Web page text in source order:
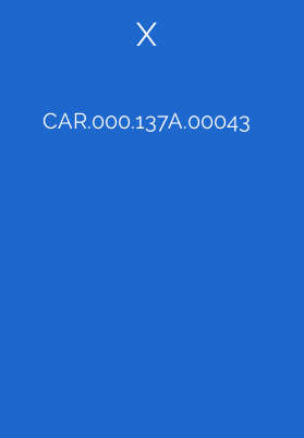
X
CAR.000.137A.00043